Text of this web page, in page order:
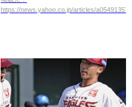
https://news.yahoo.co.jp/articles/